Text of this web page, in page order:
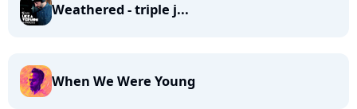
Weathered - triple j...
When We Were Young